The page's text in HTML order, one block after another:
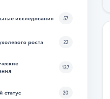
исследования 57
роста 22
137
20